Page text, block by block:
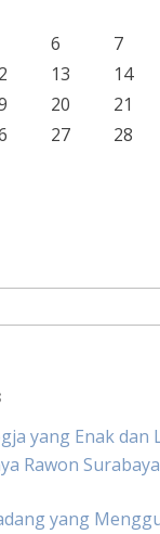
6 7
13 14
20 21
27 28
yang Enak dan
Rawon
yang